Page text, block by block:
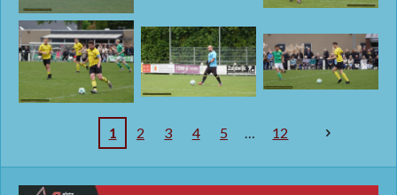
1 2 3 4 5 12